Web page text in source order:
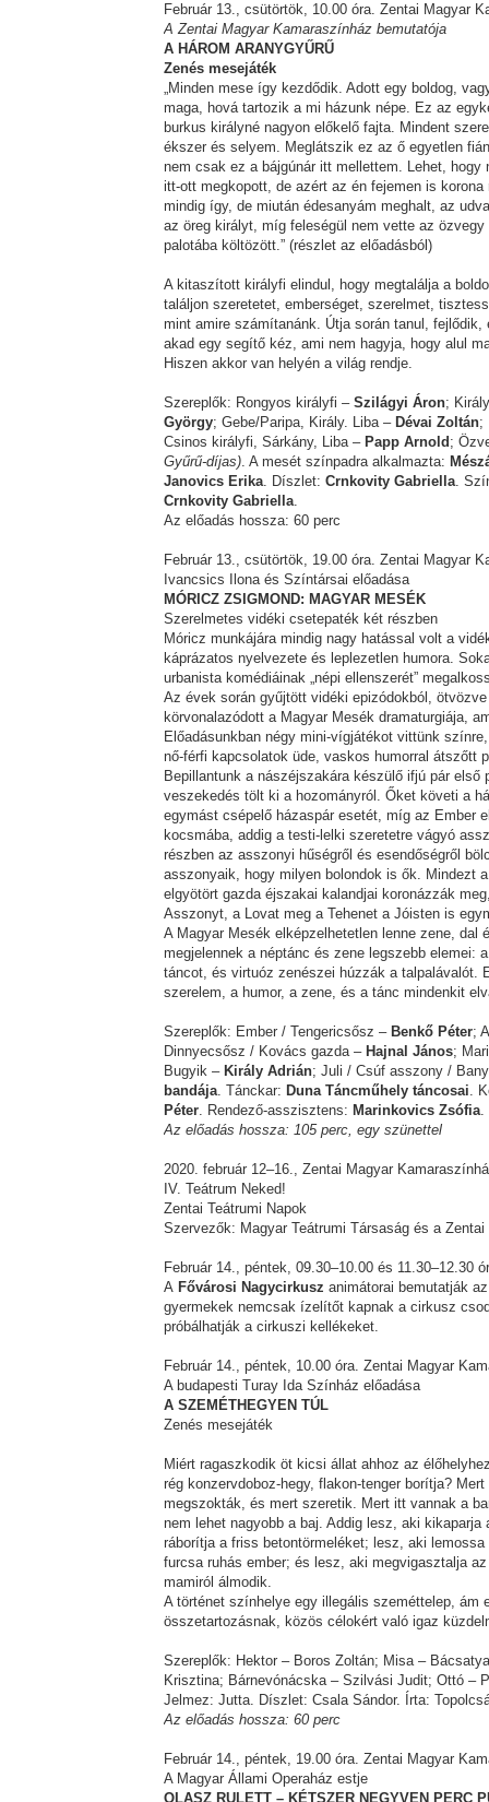
Február 13., csütörtök, 10.00 óra. Zentai Magyar
A Zentai Magyar Kamaraszínház bemutatója
A HÁROM ARANYGYŰRŰ
Zenés mesejáték
„Minden mese így kezdődik. Adott egy boldog,
maga, hová tartozik a mi házunk népe. Ez az
burkus királyné nagyon előkelő fajta. Mindent
ékszer és selyem. Meglátszik ez az ő egyetlen
nem csak ez a bájgúnár itt mellettem. Lehet,
itt-ott megkopott, de azért az én fejemen is
mindig így, de miután édesanyám meghalt, az
az öreg királyt, míg feleségül nem vette az
palotába költözött.” (részlet az előadásból)
A kitaszított királyfi elindul, hogy megtalálja a
találjon szeretetet, emberséget, szerelmet,
mint amire számítanánk. Útja során tanul,
akad egy segítő kéz, ami nem hagyja, hogy alul
Hiszen akkor van helyén a világ rendje.
Szereplők: Rongyos királyfi – Szilágyi Áron;
György; Gebe/Paripa, Király. Liba – Dévai Zoltán;
Csinos királyfi, Sárkány, Liba – Papp Arnold ;
Gyűrű-díjas). A mesét színpadra alkalmazta:
Janovics Erika. Díszlet: Crnkovity Gabriella.
Crnkovity Gabriella.
Az előadás hossza: 60 perc
Február 13., csütörtök, 19.00 óra. Zentai Magyar
Ivancsics Ilona és Színtársai előadása
MÓRICZ ZSIGMOND: MAGYAR MESÉK
Szerelmetes vidéki csetepaték két részben
Móricz munkájára mindig nagy hatással volt a
káprázatos nyelvezete és leplezetlen humora.
urbanista komédiáinak „népi ellenszerét”
Az évek során gyűjtött vidéki epizódokból,
körvonalazódott a Magyar Mesék dramaturgiája,
Előadásunkban négy mini-vígjátékot vittünk
nő-férfi kapcsolatok üde, vaskos humorral átszőtt
Bepillantunk a nászéjszakára készülő ifjú pár
veszekedés tölt ki a hozományról. Őket követi a
egymást csépelő házaspár esetét, míg az Ember
kocsmába, addig a testi-lelki szeretetre vágyó
részben az asszonyi hűségről és esendőségről
asszonyaik, hogy milyen bolondok is ők. Mindezt
elgyötört gazda éjszakai kalandjai koronázzák
Asszonyt, a Lovat meg a Tehenet a Jóisten is
A Magyar Mesék elképzelhetetlen lenne zene,
megjelennek a néptánc és zene legszebb elemei:
táncot, és virtuóz zenészei húzzák a talpalávalót.
szerelem, a humor, a zene, és a tánc mindenkit
Szereplők: Ember / Tengericsősz – Benkő Péter;
Dinnyecsősz / Kovács gazda – Hajnal János;
Bugyik – Király Adrián; Juli / Csúf asszony /
bandája. Tánckar: Duna Táncműhely táncosai.
Péter. Rendező-asszisztens: Marinkovics Zsófia.
Az előadás hossza: 105 perc, egy szünettel
2020. február 12–16., Zentai Magyar
IV. Teátrum Neked!
Zentai Teátrumi Napok
Szervezők: Magyar Teátrumi Társaság és a
Február 14., péntek, 09.30–10.00 és 11.30–12.30
A Fővárosi Nagycirkusz animátorai bemutatják
gyermekek nemcsak ízelítőt kapnak a cirkusz
próbálhatják a cirkuszi kellékeket.
Február 14., péntek, 10.00 óra. Zentai Magyar
A budapesti Turay Ida Színház előadása
A SZEMÉTHEGYEN TÚL
Zenés mesejáték
Miért ragaszkodik öt kicsi állat ahhoz az
rég konzervdoboz-hegy, flakon-tenger borítja?
megszokták, és mert szeretik. Mert itt vannak a
nem lehet nagyobb a baj. Addig lesz, aki
ráborítja a friss betontörmeléket; lesz, aki
furcsa ruhás ember; és lesz, aki megvigasztalja
mamiról álmodik.
A történet színhelye egy illegális szeméttelep, ám
összetartozásnak, közös célokért való igaz
Szereplők: Hektor – Boros Zoltán; Misa –
Krisztina; Bárnevónácska – Szilvási Judit; Ottó –
Jelmez: Jutta. Díszlet: Csala Sándor. Írta:
Az előadás hossza: 60 perc
Február 14., péntek, 19.00 óra. Zentai Magyar
A Magyar Állami Operaház estje
OLASZ RULETT – KÉTSZER NEGYVEN PERC